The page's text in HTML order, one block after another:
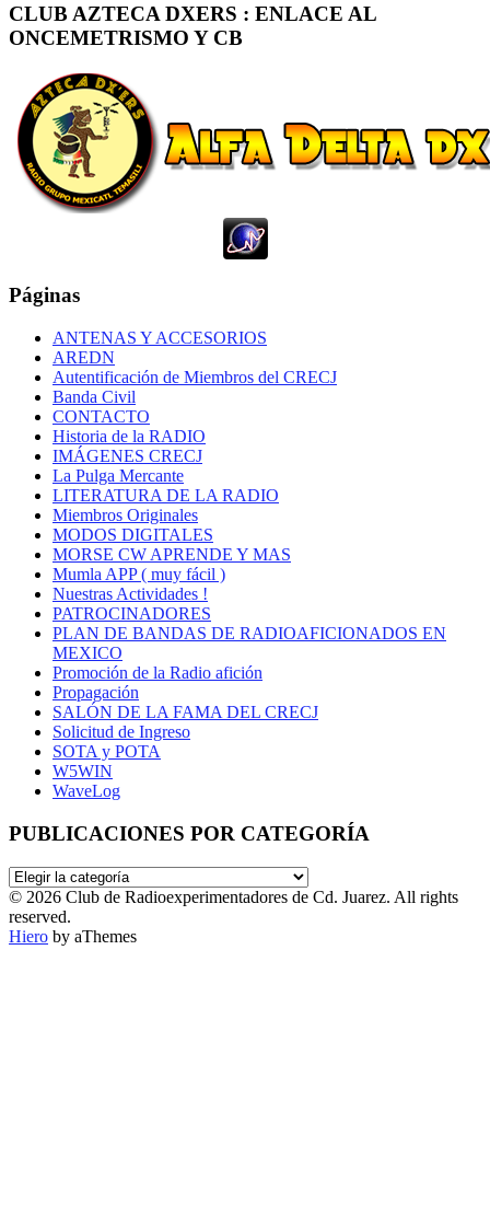
CLUB AZTECA DXERS : ENLACE AL
ONCEMETRISMO Y CB
Páginas
ANTENAS Y ACCESORIOS
AREDN
Autentificación de Miembros del CRECJ
Banda Civil
CONTACTO
Historia de la RADIO
IMÁGENES CRECJ
La Pulga Mercante
LITERATURA DE LA RADIO
Miembros Originales
MODOS DIGITALES
MORSE CW APRENDE Y MAS
Mumla APP ( muy fácil )
Nuestras Actividades !
PATROCINADORES
PLAN DE BANDAS DE RADIOAFICIONADOS EN
MEXICO
Promoción de la Radio afición
Propagación
SALÓN DE LA FAMA DEL CRECJ
Solicitud de Ingreso
SOTA y POTA
W5WIN
WaveLog
PUBLICACIONES POR CATEGORÍA
PUBLICACIONES
POR
CATEGORÍA
© 2026 Club de Radioexperimentadores de Cd. Juarez. All rights
reserved.
Hiero by aThemes